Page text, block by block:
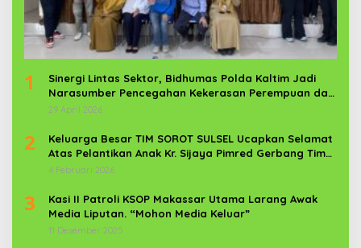
1
Sinergi Lintas Sektor, Bidhumas Polda Kaltim Jadi
Narasumber Pencegahan Kekerasan Perempuan dan
Anak
29 April 2026
2
Keluarga Besar TIM SOROT SULSEL Ucapkan Selamat
Atas Pelantikan Anak Kr. Sijaya Pimred Gerbang Timur
News Com Sebagai Prajurit TNI
4 Februari 2026
3
Kasi II Patroli KSOP Makassar Utama Larang Awak
Media Liputan. “Mohon Media Keluar”
11 Desember 2025